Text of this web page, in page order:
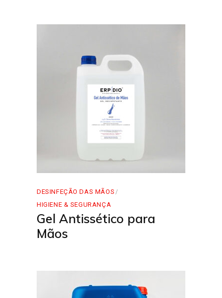
DESINFEÇÃO DAS MÃOS
HIGIENE & SEGURANÇA
Gel Antissético para
Mãos